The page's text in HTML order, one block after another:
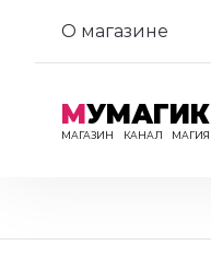
О магазине
МУМАГИК
МАГАЗИН КАНАЛ МАГИЯ